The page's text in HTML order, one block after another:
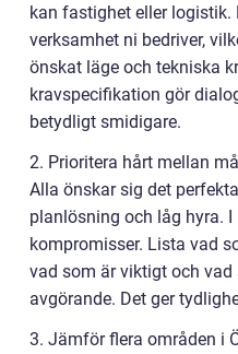
kan fastighet eller logistik.
verksamhet ni bedriver,
önskat läge och tekniska
kravspecifikation gör
betydligt smidigare.
2. Prioritera hårt mellan
Alla önskar sig det
planlösning och låg hyra.
kompromisser. Lista vad
vad som är viktigt och
avgörande. Det ger
3. Jämför flera områden i